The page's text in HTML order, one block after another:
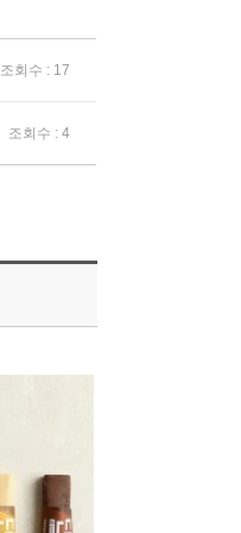
조회수 : 17
조회수 : 4